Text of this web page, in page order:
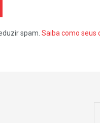
spam. Saiba como seus